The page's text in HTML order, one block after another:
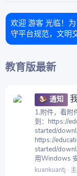
欢迎 游客 光临！
守平台规范，文明
教育版最新
通知
1,附件，看附
到：https://
started/
https://
started/
用Windows
kuankuantj